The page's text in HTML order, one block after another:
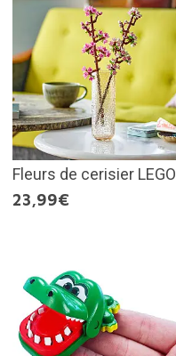
Fleurs de cerisier LEGO
23,99€